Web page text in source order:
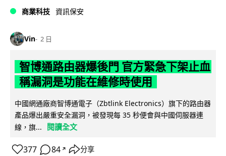
商業科技 資訊保安
Vin 2 日
智博通路由器爆後門 官方緊急下架止血
稱漏洞是功能在維修時使用
中國網通廠商智博通電子（Zbtlink Electronics）旗下的路由器
產品爆出嚴重安全漏洞，被發現每 35 秒便會與中國伺服器連
線，旗...
閱讀全文
377 84 ↗ 分享